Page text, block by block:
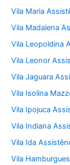
Vila Maria
Vila Madalena
Vila Leopoldina
Vila Leonor
Vila Jaguara
Vila Isolina
Vila Ipojuca
Vila Indiana
Vila Ida
Vila